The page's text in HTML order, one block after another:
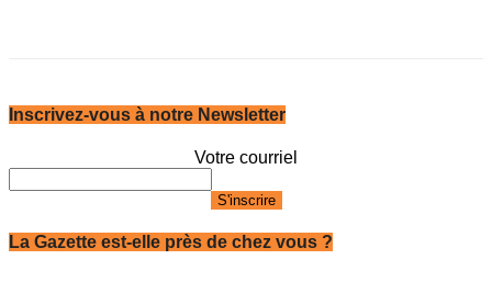
Inscrivez-vous à notre Newsletter
Votre courriel
La Gazette est-elle près de chez vous ?